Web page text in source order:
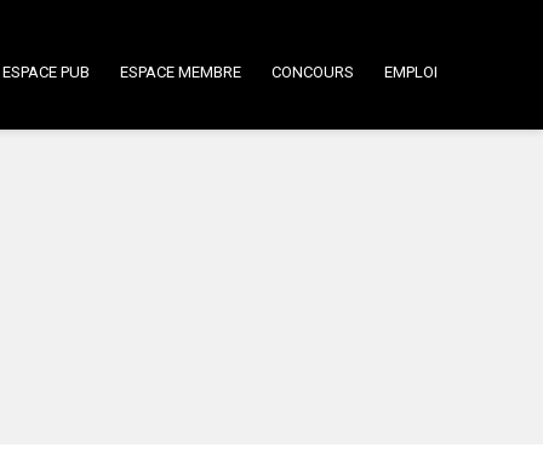
ESPACE PUB ESPACE MEMBRE CONCOURS EMPLOI